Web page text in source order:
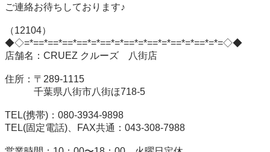
ご連絡お待ちしております♪
（12104）
◆◇=*==*==*==*==*=*==*=*==*=*==*=*==*=*==*=*=◇◆
店舗名：CRUEZ クルーズ　八街店
住所：〒289-1115
千葉県八街市八街ほ718-5
TEL(携帯)：080-3934-9898
TEL(固定電話)、FAX共通：043-308-7988